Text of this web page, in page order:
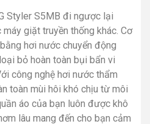
Styler S5MB đi ngược lại
giặt truyền thống khác. Cơ
hơi nước chuyển động
bỏ hoàn toàn bụi bẩn vi
công nghệ hơi nước thẩm
toàn mùi hôi khó chịu từ môi
áo của bạn luôn được khô
lâu mang đến cho bạn cảm